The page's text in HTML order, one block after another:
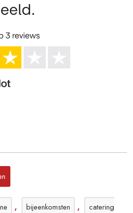
, bijeenkomsten , catering